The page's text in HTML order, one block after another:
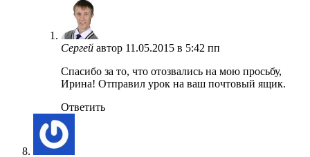
Сергей автор 11.05.2015 в 5:42 пп
Спасибо за то, что отозвались на мою просьбу,
Ирина! Отправил урок на ваш почтовый ящик.
Ответить